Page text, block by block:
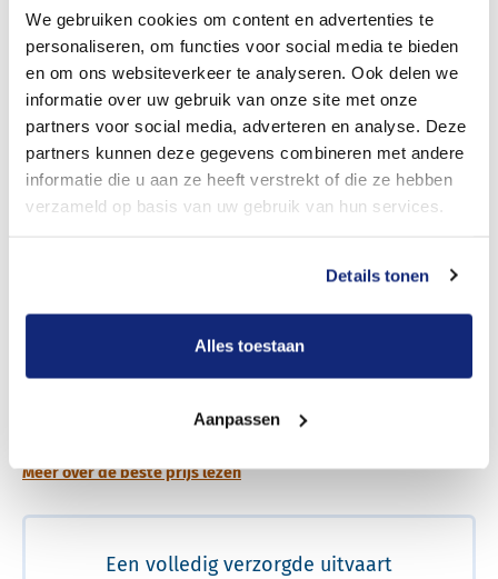
We gebruiken cookies om content en advertenties te
personaliseren, om functies voor social media te bieden
en om ons websiteverkeer te analyseren. Ook delen we
informatie over uw gebruik van onze site met onze
partners voor social media, adverteren en analyse. Deze
partners kunnen deze gegevens combineren met andere
informatie die u aan ze heeft verstrekt of die ze hebben
verzameld op basis van uw gebruik van hun services.
Details tonen
Alles toestaan
Aanpassen
Bekijk tarieven voor begrafenis
Meer over de beste prijs lezen
Een volledig verzorgde uitvaart